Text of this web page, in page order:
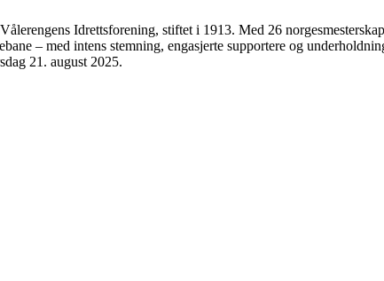
Idrettsforening, stiftet i 1913. Med 26
– med intens stemning, engasjerte supportere og
21. august 2025.